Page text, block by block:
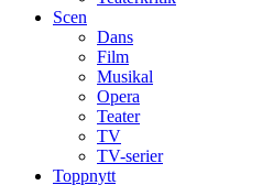
Scen
Dans
Film
Musikal
Opera
Teater
TV
TV-serier
Toppnytt